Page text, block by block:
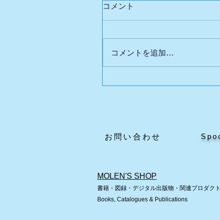
コメント
コメントを追加…
​お問い合わせ
MOLEN'S SHOP
書籍・図録・デジタル出版物・関連プロダク
Books, Catalogues & Publications